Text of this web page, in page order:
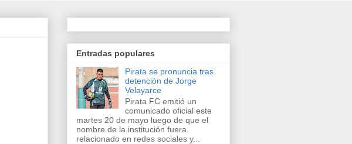
Entradas populares
Pirata se pronuncia tras
detención de Jorge
Velayarce
Pirata FC emitió un
comunicado oficial este
martes 20 de mayo luego de que el
nombre de la institución fuera
relacionado en redes sociales y...